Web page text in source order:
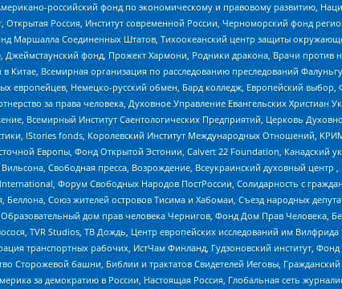
российский фонд по экономическому и правовому развитию,
Россия, Институт современной России, Черноморский фонд
Маршалла Соединенных Штатов, Тихоокеанский центр защиты
фонд, Прожект Хармони, Родники дракона, Врачи против
Всемирная организация по расследованию преследований
европейцев, Немецко-русский обмен, Бард колледж, Европейский выбор,
за права человека, Духовное Управление Евангельских Христиан
Всемирный Институт Саентологических Предприятий, Церковь
IStories fonds, Королевский Институт Международных Отношений,
Европы, Фонд Открытой Эстонии, Calvert 22 Foundation, Канадский
Свободная пресса, Возрождение, Всеукраинский духовный центр ,
Форум Свободных Народов ПостРоссии, Солидарность с
Беллона, Союз жителей островов Тисима и Хабомаи, Съезд народных
дом прав человека Чернигов, Фонд Дом Прав Человека,
TVR Studios, ТВ Дождь, Центр европейских исследований им
транспортных рабочих, ИстЧам Финланд, Гудзоновский институт, Фонд
Сторожевой башни, Библии и трактатов Свидетелей Иеговы, Гражданский
за демократию в России, Настоящая Россия, Глобальная сеть